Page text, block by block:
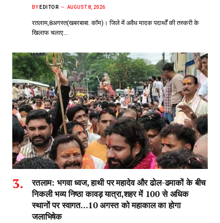
BY EDITOR AUGUST 8, 2026
रतलाम,8अगस्त(खबरबाबा. कॉम)। जिले में अवैध मादक पदार्थों की तस्करी के
खिलाफ चलाए…
रतलाम: भगवा ध्वज, हाथी पर महादेव और ढोल-ढमाकों के बीच
निकली भव्य निष्ठा कावड़ यात्रा,शहर में 100 से अधिक
स्थानों पर स्वागत…10 अगस्त को महाकाल का होगा
जलाभिषेक